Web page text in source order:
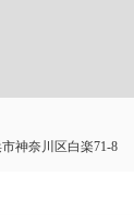
神奈川区白楽71-8